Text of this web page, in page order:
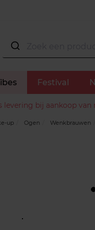
Festival
levering bij aankoop van
up Ogen Wenkbrauwen